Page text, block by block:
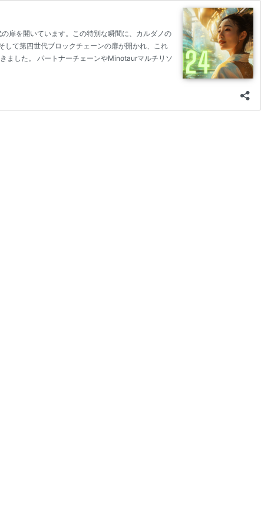
扉を開いています。この特別な瞬間に、カルダノの
て第四世代ブロックチェーンの扉が開かれ、これ
ました。 パートナーチェーンやMinotaurマルチリソ